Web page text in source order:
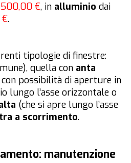
500,00 €, in alluminio dai
.
tipologie di finestre:
quella con anta
possibilità di aperture in
lungo l’asse orizzontale o
(che si apre lungo l’asse
a scorrimento.
manutenzione